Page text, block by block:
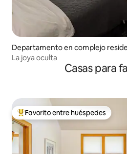
Departamento en complejo
dicott
La joya oculta
Casas para
Favorito entre los huéspedes más
Favorito entre huéspedes